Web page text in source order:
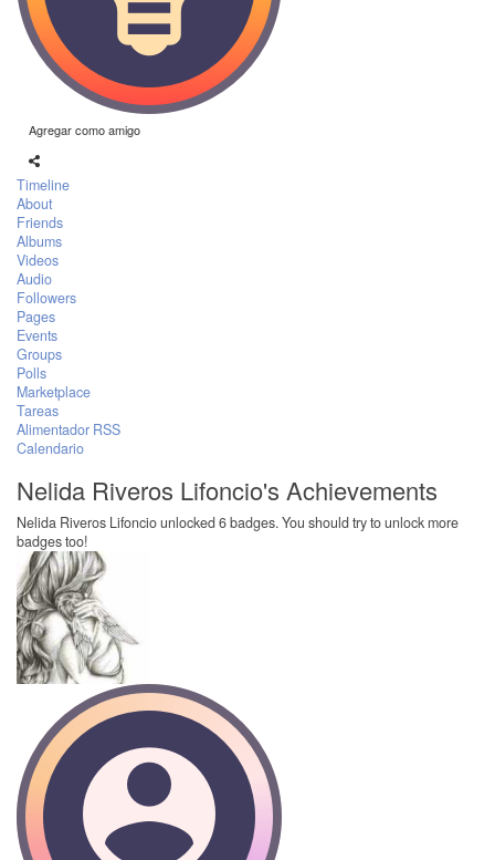
Agregar como amigo
Timeline
About
Friends
Albums
Videos
Audio
Followers
Pages
Events
Groups
Polls
Marketplace
Tareas
Alimentador RSS
Calendario
Nelida Riveros Lifoncio's Achievements
Nelida Riveros Lifoncio unlocked 6 badges. You should try to unlock more
badges too!